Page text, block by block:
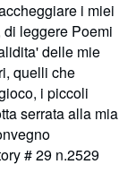
i miei
leggere Poemi
delle mie
quelli che
i piccoli
serrata alla mia
# 29 n.2529